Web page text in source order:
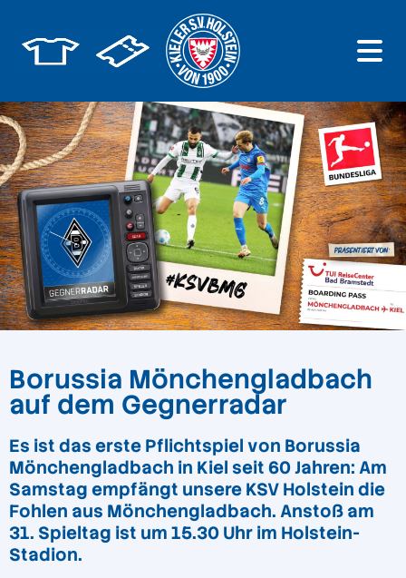
Borussia Mönchengladbach
auf dem Gegnerradar
Es ist das erste Pflichtspiel von Borussia
Mönchengladbach in Kiel seit 60 Jahren: Am
Samstag empfängt unsere KSV Holstein die
Fohlen aus Mönchengladbach. Anstoß am
31. Spieltag ist um 15.30 Uhr im Holstein-
Stadion.